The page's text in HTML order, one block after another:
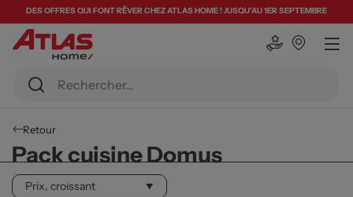
DES OFFRES QUI FONT RÊVER CHEZ ATLAS HOME ! JUSQU'AU 1ER SEPTEMBRE
Retour
Pack cuisine Domus